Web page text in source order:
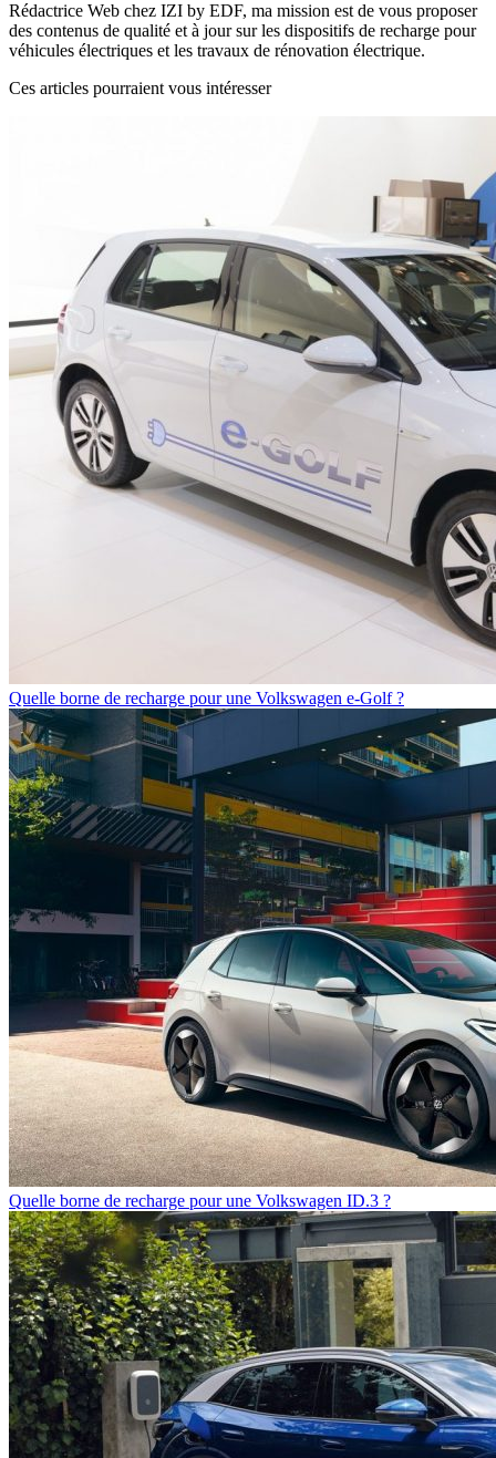
Rédactrice Web chez IZI by EDF, ma mission est de vous proposer
des contenus de qualité et à jour sur les dispositifs de recharge pour
véhicules électriques et les travaux de rénovation électrique.
Ces articles pourraient vous intéresser
Quelle borne de recharge pour une Volkswagen e-Golf ?
Quelle borne de recharge pour une Volkswagen ID.3 ?